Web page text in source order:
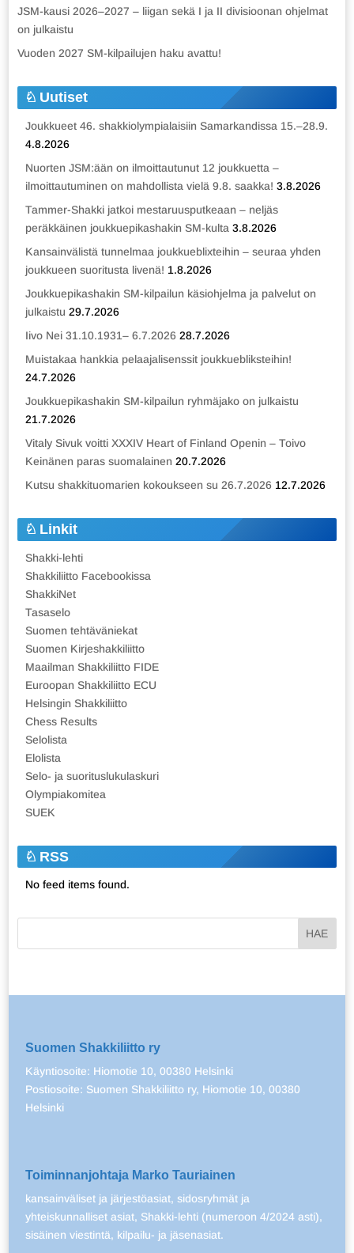
JSM-kausi 2026–2027 – liigan sekä I ja II divisioonan ohjelmat
on julkaistu
Vuoden 2027 SM-kilpailujen haku avattu!
Uutiset
Joukkueet 46. shakkiolympialaisiin Samarkandissa 15.–28.9.
4.8.2026
Nuorten JSM:ään on ilmoittautunut 12 joukkuetta –
ilmoittautuminen on mahdollista vielä 9.8. saakka! 3.8.2026
Tammer-Shakki jatkoi mestaruusputkeaan – neljäs
peräkkäinen joukkuepikashakin SM-kulta 3.8.2026
Kansainvälistä tunnelmaa joukkueblixteihin – seuraa yhden
joukkueen suoritusta livenä! 1.8.2026
Joukkuepikashakin SM-kilpailun käsiohjelma ja palvelut on
julkaistu 29.7.2026
Iivo Nei 31.10.1931– 6.7.2026 28.7.2026
Muistakaa hankkia pelaajalisenssit joukkuebliksteihin!
24.7.2026
Joukkuepikashakin SM-kilpailun ryhmäjako on julkaistu
21.7.2026
Vitaly Sivuk voitti XXXIV Heart of Finland Openin – Toivo
Keinänen paras suomalainen 20.7.2026
Kutsu shakkituomarien kokoukseen su 26.7.2026 12.7.2026
Linkit
Shakki-lehti
Shakkiliitto Facebookissa
ShakkiNet
Tasaselo
Suomen tehtäväniekat
Suomen Kirjeshakkiliitto
Maailman Shakkiliitto FIDE
Euroopan Shakkiliitto ECU
Helsingin Shakkiliitto
Chess Results
Selolista
Elolista
Selo- ja suorituslukulaskuri
Olympiakomitea
SUEK
RSS
No feed items found.
Suomen Shakkiliitto ry
Käyntiosoite: Hiomotie 10, 00380 Helsinki
Postiosoite: Suomen Shakkiliitto ry, Hiomotie 10, 00380
Helsinki
Toiminnanjohtaja Marko Tauriainen
kansainväliset ja järjestöasiat, sidosryhmät ja
yhteiskunnalliset asiat, Shakki-lehti (numeroon 4/2024 asti),
sisäinen viestintä, kilpailu- ja jäsenasiat.